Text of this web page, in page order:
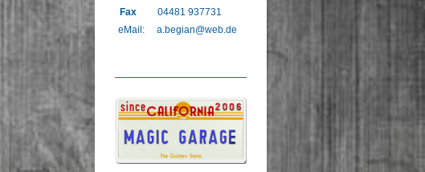
Fax
04481 937731
eMail: a.begian@web.de